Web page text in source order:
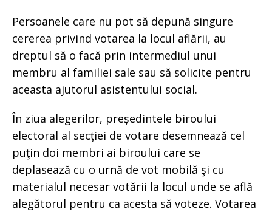
Persoanele care nu pot să depună singure
cererea privind votarea la locul aflării, au
dreptul să o facă prin intermediul unui
membru al familiei sale sau să solicite pentru
aceasta ajutorul asistentului social.
În ziua alegerilor, președintele biroului
electoral al secției de votare desemnează cel
puţin doi membri ai biroului care se
deplasează cu o urnă de vot mobilă şi cu
materialul necesar votării la locul unde se află
alegătorul pentru ca acesta să voteze. Votarea